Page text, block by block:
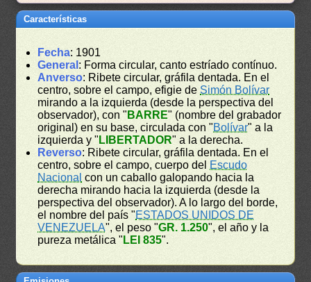
Características
Fecha: 1901
General : Forma circular, canto estríado contínuo.
Anverso: Ribete circular, gráfila dentada. En el
centro, sobre el campo, efigie deSimón Bolívar
mirando a la izquierda (desde la perspectiva del
observador), con " BARRE" (nombre del grabador
original) en su base, circulada con "Bolívar" a la
izquierda y " LIBERTADOR" a la derecha.
Reverso: Ribete circular, gráfila dentada. En el
centro, sobre el campo, cuerpo del Escudo
Nacional con un caballo galopando hacia la
derecha mirando hacia la izquierda (desde la
perspectiva del observador). A lo largo del borde,
el nombre del país "ESTADOS UNIDOS DE
VENEZUELA", el peso "GR. 1.250", el año y la
pureza metálica " LEI 835".